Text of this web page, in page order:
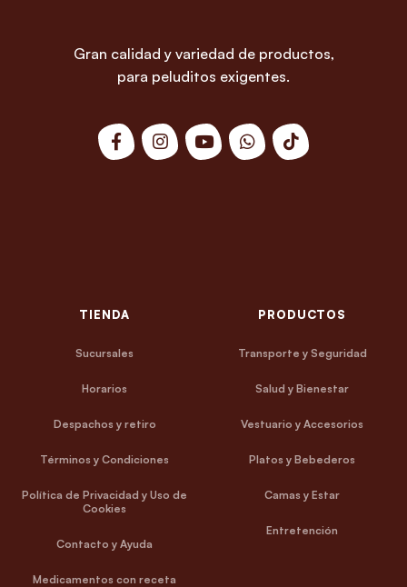
Gran calidad y variedad de productos,
para peluditos exigentes.
TIENDA
Sucursales
Horarios
Despachos y retiro
Términos y Condiciones
Política de Privacidad y Uso de
Cookies
Contacto y Ayuda
Medicamentos con receta
PRODUCTOS
Transporte y Seguridad
Salud y Bienestar
Vestuario y Accesorios
Platos y Bebederos
Camas y Estar
Entretención